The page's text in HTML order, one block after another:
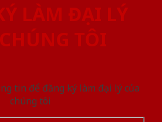
LÀM ĐẠI LÝ
TÔI
tin để đăng ký làm đại lý của
chúng tôi